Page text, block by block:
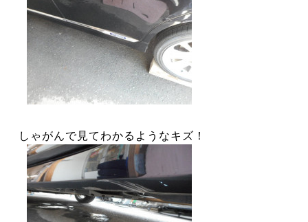
しゃがんで見てわかるようなキズ！